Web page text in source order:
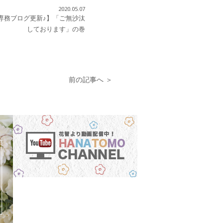
2020.05.07
務ブログ更新♪】「ご無沙汰
しております」の巻
前の記事へ ＞